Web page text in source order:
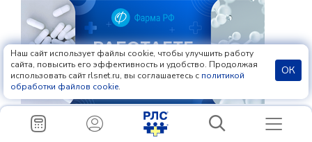
Реклама: ООО «Конгресслайн», ИНН 7708369172
Наш сайт использует файлы cookie, чтобы улучшить работу
сайта, повысить его эффективность и удобство. Продолжая
использовать сайт rlsnet.ru, вы соглашаетесь с политикой
обработки файлов cookie.
ОК